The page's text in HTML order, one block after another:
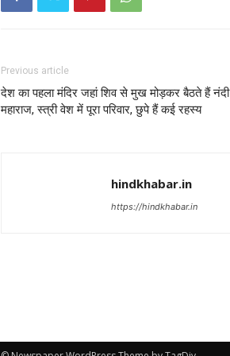
Previous article
देश का पहला मंदिर जहां शिव से मुख मोड़कर बैठते हैं नंदी
महाराज, स्त्री वेश में पूरा परिवार, छुपे हैं कई रहस्य
hindkhabar.in
https://hindkhabar.in